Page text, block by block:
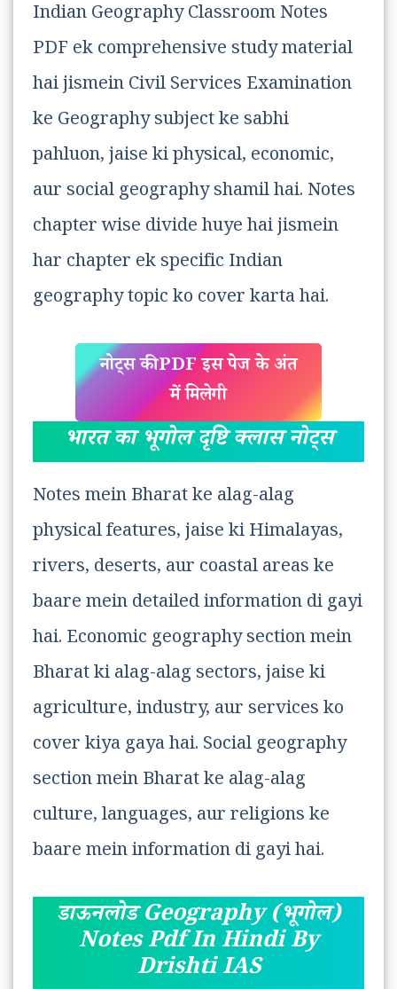
Indian Geography Classroom Notes
PDF ek comprehensive study material
hai jismein Civil Services Examination
ke Geography subject ke sabhi
pahluon, jaise ki physical, economic,
aur social geography shamil hai. Notes
chapter wise divide huye hai jismein
har chapter ek specific Indian
geography topic ko cover karta hai.
नोट्स की PDF इस पेज के अंत
में मिलेगी
भारत का भूगोल दृष्टि क्लास नोट्स
Notes mein Bharat ke alag-alag
physical features, jaise ki Himalayas,
rivers, deserts, aur coastal areas ke
baare mein detailed information di gayi
hai. Economic geography section mein
Bharat ki alag-alag sectors, jaise ki
agriculture, industry, aur services ko
cover kiya gaya hai. Social geography
section mein Bharat ke alag-alag
culture, languages, aur religions ke
baare mein information di gayi hai.
डाऊनलोड Geography (भूगोल)
Notes Pdf In Hindi By
Drishti IAS